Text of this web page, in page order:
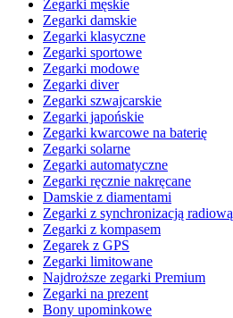
Zegarki męskie
Zegarki damskie
Zegarki klasyczne
Zegarki sportowe
Zegarki modowe
Zegarki diver
Zegarki szwajcarskie
Zegarki japońskie
Zegarki kwarcowe na baterię
Zegarki solarne
Zegarki automatyczne
Zegarki ręcznie nakręcane
Damskie z diamentami
Zegarki z synchronizacją radiową
Zegarki z kompasem
Zegarek z GPS
Zegarki limitowane
Najdroższe zegarki Premium
Zegarki na prezent
Bony upominkowe